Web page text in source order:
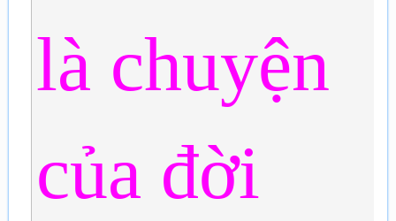
là chuyện
của đời